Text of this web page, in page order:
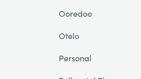
Ooredoo
Otelo
Personal